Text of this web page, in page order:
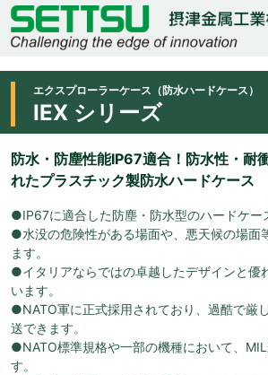
エクスプローラーケース（防水ハードケース）
IEX シリーズ
防水・防塵性能IP67適合！防水性・耐
れたプラスチック製防水ハードケース
●IP67に適合した防塵・防水型のハードケー
●水没の危険性がある場面や、悪天候の場面
ます。
●イタリアならではの卓越したデザインと優
います。
●NATO軍に正式採用されており、過酷で厳
送できます。
●NATO標準規格や一部の機種において、
す。